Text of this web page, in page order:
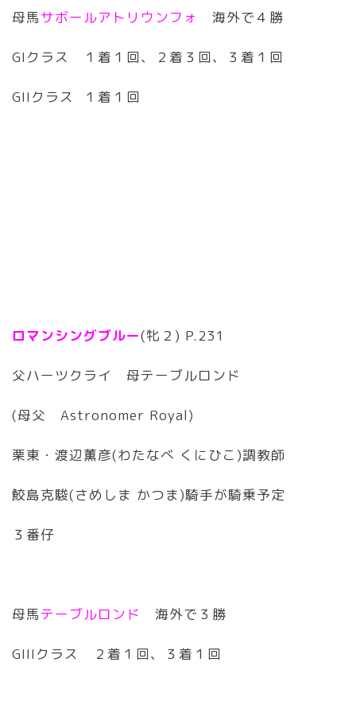
母馬サボールアトリウンフォ 海外で４勝
GIクラス １着１回、２着３回、３着１回
GIIクラス １着１回
ロマンシングブルー(牝２) P.231
父ハーツクライ 母テーブルロンド
(母父 Astronomer Royal)
栗東・渡辺薫彦(わたなべ くにひこ)調教師
鮫島克駿(さめしま かつま)騎手が騎乗予定
３番仔
母馬テーブルロンド 海外で３勝
GIIIクラス ２着１回、３着１回